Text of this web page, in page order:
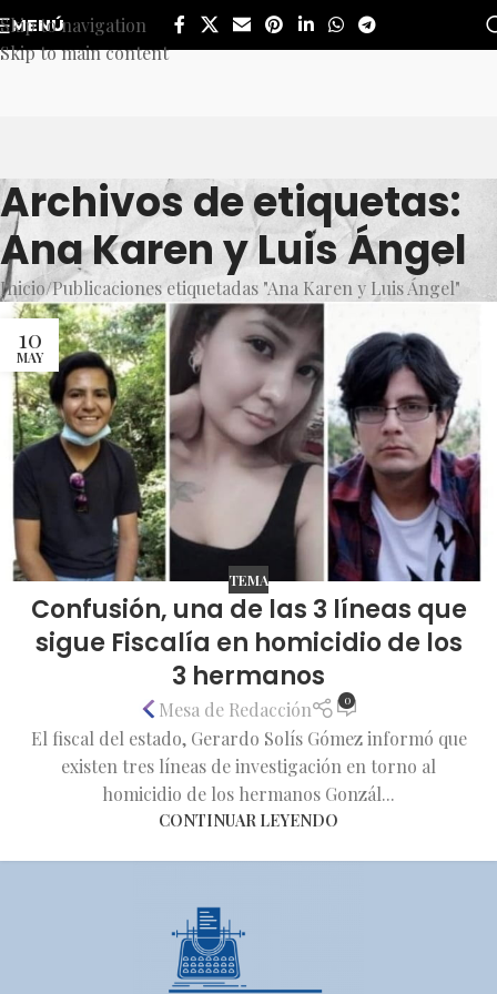
Skip to navigation
Skip to main content
MENÚ
Archivos de etiquetas:
Ana Karen y Luis Ángel
Inicio Publicaciones etiquetadas "Ana Karen y Luis Ángel"
10
MAY
TEMA
Confusión, una de las 3 líneas que
sigue Fiscalía en homicidio de los
3 hermanos
Mesa de Redacción 0
El fiscal del estado, Gerardo Solís Gómez informó que
existen tres líneas de investigación en torno al
homicidio de los hermanos Gonzál...
CONTINUAR LEYENDO